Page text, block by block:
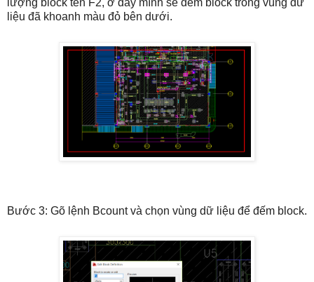
liệu đã khoanh màu đỏ bên dưới.
Bước 3: Gõ lệnh Bcount và chọn vùng dữ liệu để đếm block.